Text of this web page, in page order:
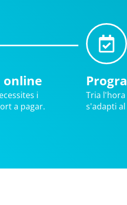
online
i
a pagar.
Tria
s'adapti